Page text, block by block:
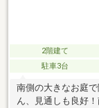
2階建て
駐車3台
南側の大きなお庭
ん、見通しも良好